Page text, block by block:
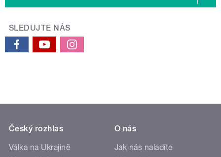
SLEDUJTE NÁS
Český rozhlas
Válka na Ukrajině
O nás
Jak nás naladíte